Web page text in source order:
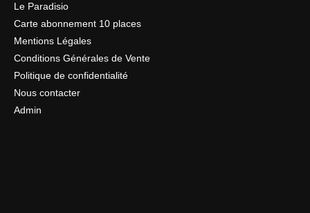
Le Paradisio
Carte abonnement 10 places
Mentions Légales
Conditions Générales de Vente
Politique de confidentialité
Nous contacter
Admin